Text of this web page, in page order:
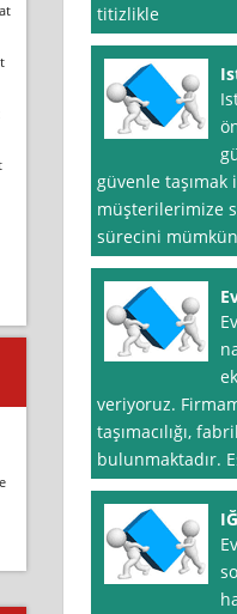
titizlikle
güvenle taşımak
müşterilerimize
sürecini mümkün
veriyoruz.
taşımacılığı,
bulunmaktadır.